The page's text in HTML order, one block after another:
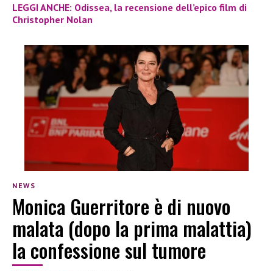
LEGGI ANCHE: Odissea, la recensione dell’epico film di
Christopher Nolan
NEWS
Monica Guerritore è di nuovo
malata (dopo la prima malattia)
la confessione sul tumore